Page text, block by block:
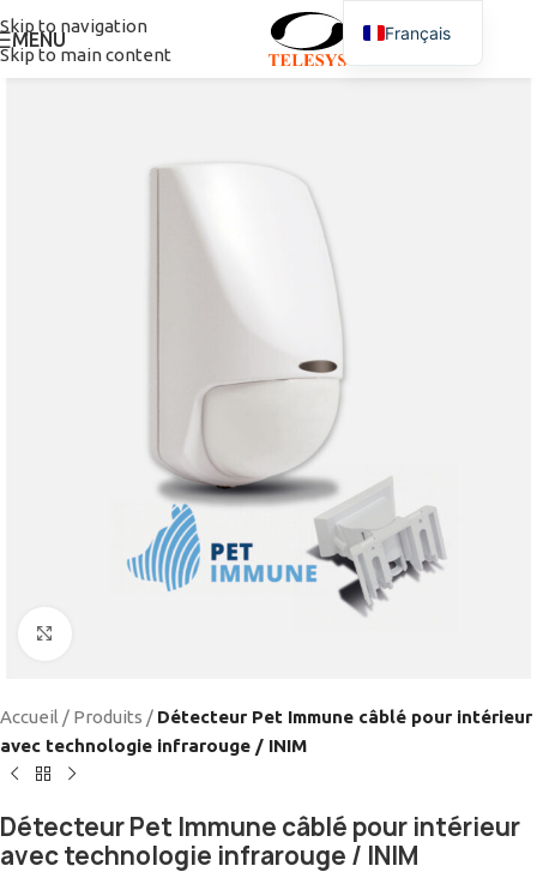
Skip to navigation
Skip to main content
MENU
Accueil / Produits / Détecteur Pet Immune câblé pour intérieur
avec technologie infrarouge / INIM
Détecteur Pet Immune câblé pour intérieur
avec technologie infrarouge / INIM
Français